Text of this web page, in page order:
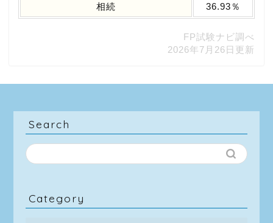
相続 36.93％
FP試験ナビ調べ
2026年7月26日更新
Search
Category